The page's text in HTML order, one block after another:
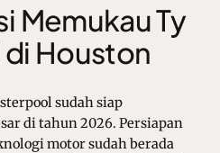
Memukau Ty
Houston
sudah siap
di tahun 2026. Persiapan
motor sudah berada